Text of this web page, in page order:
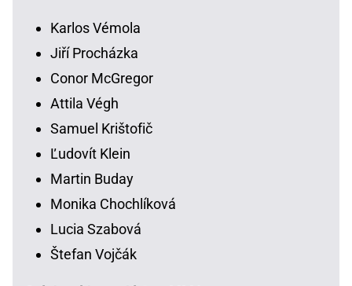
Karlos Vémola
Jiří Procházka
Conor McGregor
Attila Végh
Samuel Krištofič
Ľudovít Klein
Martin Buday
Monika Chochlíková
Lucia Szabová
Štefan Vojčák